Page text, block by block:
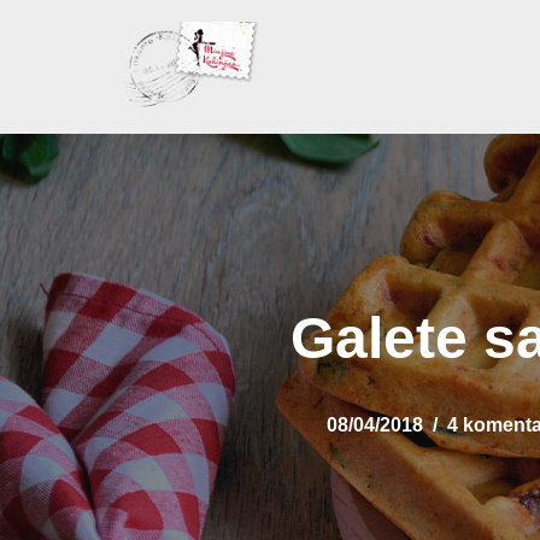
sadržaj
Galete
08/04/2018 4